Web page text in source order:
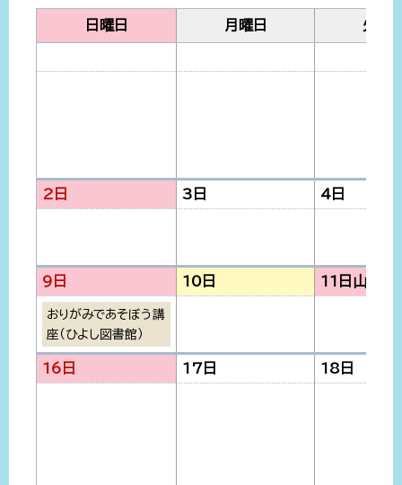
日曜日 月曜日 火曜
2日 3日 4日
9日 10日 11日 山の日
おりがみであそぼう講
座（ひよし図書館）
16日 17日 18日